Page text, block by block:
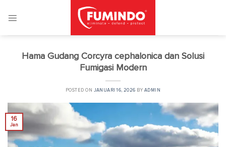
Hama Gudang Corcyra cephalonica dan Solusi
Fumigasi Modern
POSTED ON JANUARI 16, 2026 BY ADMIN
16
Jan